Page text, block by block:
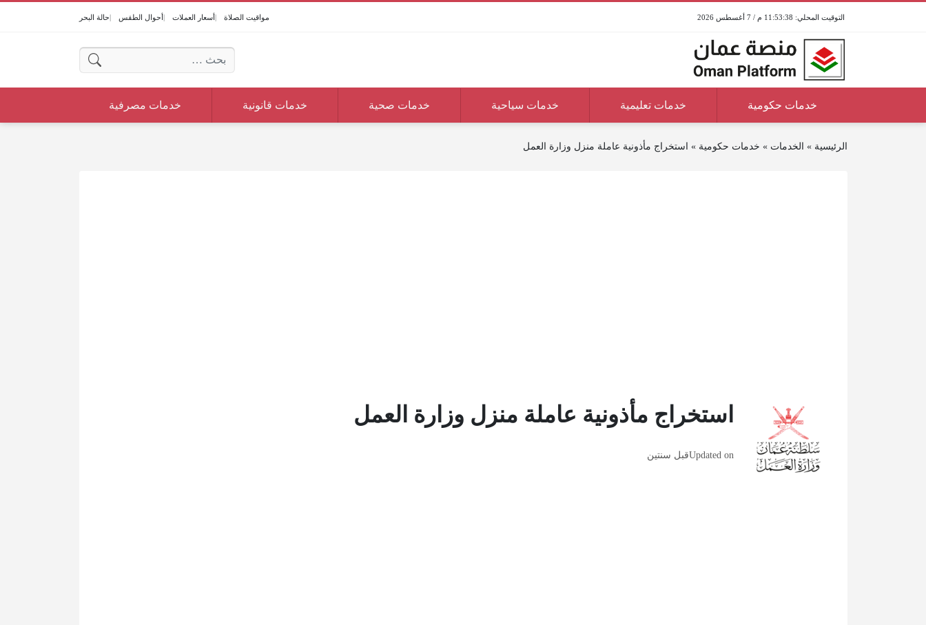
11:53:38 م / 7 أغسطس 2026 مواقيت الصلاة أسعار العملات أحوال الطقس حالة البحر
البحث عن:
خدمات حكومية خدمات تعليمية خدمات سياحية خدمات صحية خدمات قانونية خدمات مصرفية
الرئيسية » الخدمات » خدمات حكومية » استخراج مأذونية عاملة منزل وزارة العمل
استخراج مأذونية عاملة منزل وزارة العمل
Updated onقبل سنتين